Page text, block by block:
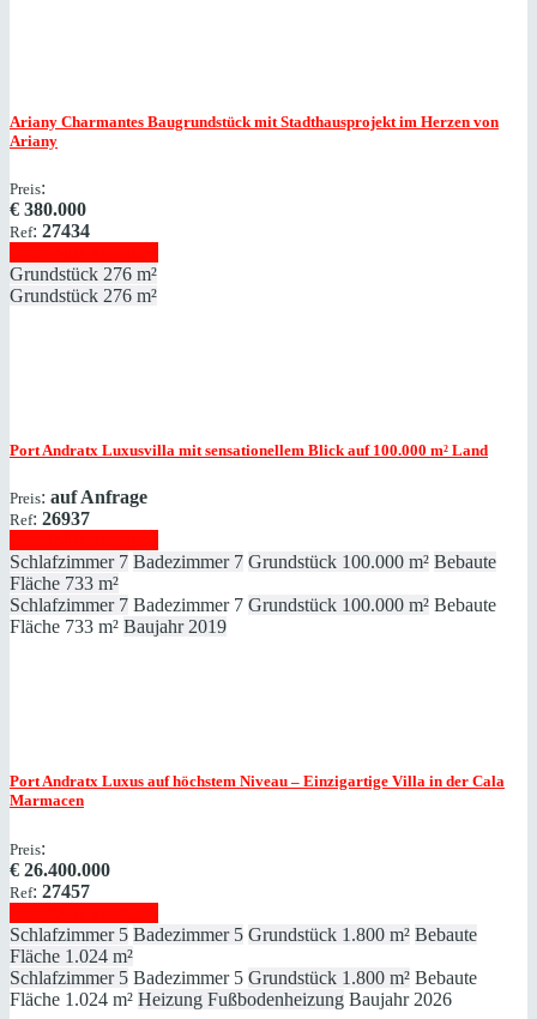
Ariany Charmantes Baugrundstück mit Stadthausprojekt im Herzen von
Ariany
Preis:
€ 380.000
Ref: 27434
Grundstück 276 m²
Grundstück 276 m²
Port Andratx Luxusvilla mit sensationellem Blick auf 100.000 m² Land
Preis: auf Anfrage
Ref: 26937
Schlafzimmer 7 Badezimmer 7 Grundstück 100.000 m² Bebaute
Fläche 733 m²
Schlafzimmer 7 Badezimmer 7 Grundstück 100.000 m² Bebaute
Fläche 733 m² Baujahr 2019
Port Andratx Luxus auf höchstem Niveau – Einzigartige Villa in der Cala
Marmacen
Preis:
€ 26.400.000
Ref: 27457
Schlafzimmer 5 Badezimmer 5 Grundstück 1.800 m² Bebaute
Fläche 1.024 m²
Schlafzimmer 5 Badezimmer 5 Grundstück 1.800 m² Bebaute
Fläche 1.024 m² Heizung Fußbodenheizung Baujahr 2026